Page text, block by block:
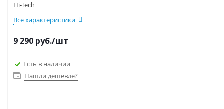
Hi-Tech
Все характеристики
9 290 руб./шт
Есть в наличии
Нашли дешевле?